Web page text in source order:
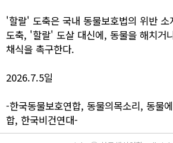
'할랄' 도축은 국내 동물보호법의 위반
도축, '할랄' 도살 대신에, 동물을 해치거
채식을 촉구한다.
2026.7.5일
-한국동물보호연합, 동물의목소리, 동물
합, 한국비건연대-